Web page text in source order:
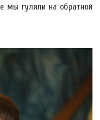
мы гуляли на обратной